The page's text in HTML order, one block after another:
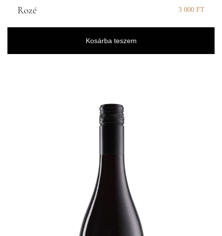
Rozé
3 000 FT
Kosárba teszem